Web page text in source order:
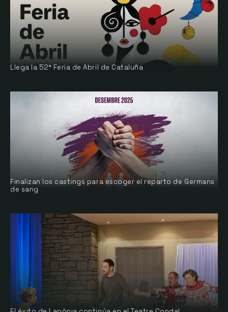
Llega la 52ª Feria de Abril de Cataluña
Finalizan los castings para escoger el reparto de Germans
de sang